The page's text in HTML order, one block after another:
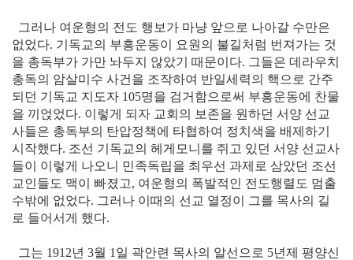
그러나 여운형의 전도 행보가 마냥 앞으로 나아갈 수만은
없었다. 기독교의 부흥운동이 요원의 불길처럼 번져가는 것
을 총독부가 가만 놔두지 않았기 때문이다. 그들은 데라우치
총독의 암살미수 사건을 조작하여 반일세력의 핵으로 간주
되던 기독교 지도자 105명을 검거함으로써 부흥운동에 찬물
을 끼얹었다. 이렇게 되자 교회의 보존을 원하던 서양 선교
사들은 총독부의 탄압정책에 타협하여 정치색을 배제하기
시작했다. 조선 기독교의 헤게모니를 쥐고 있던 서양 선교사
들이 이렇게 나오니 민족독립을 최우선 과제로 삼았던 조선
교인들도 맥이 빠졌고, 여운형의 폭발적인 전도행렬도 멈출
수밖에 없었다. 그러나 이때의 선교 열정이 그를 목사의 길
로 들어서게 했다.
그는 1912년 3월 1일 곽안련 목사의 알선으로 5년제 평양신